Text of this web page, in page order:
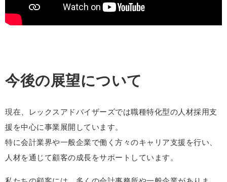
今後の展望について
現在、レックスアドバイザーズでは職種特化型の人材採用支
援を中心に事業展開しています。
特に会計業界や一般企業で働く方々のキャリア支援を行い、
人材を通じて顧客の成長をサポートしています。